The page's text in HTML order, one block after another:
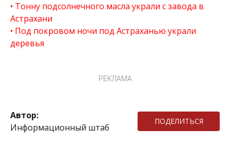
Тонну подсолнечного масла украли с завода в
Астрахани
Под покровом ночи под Астраханью украли
деревья
РЕКЛАМА
Автор:
Информационный штаб
ПОДЕЛИТЬСЯ